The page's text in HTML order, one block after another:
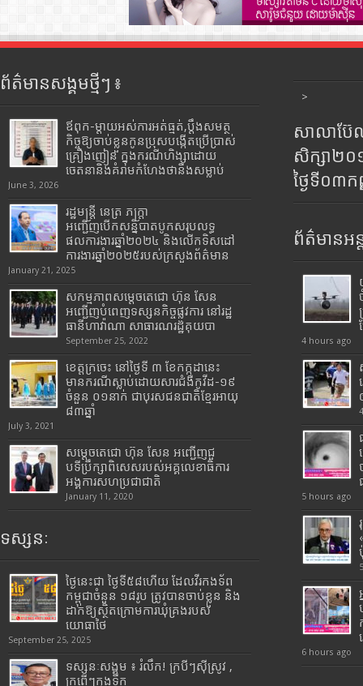
ព័ត៌មានសង្គមថ្មីៗ ៖
ឪពុក-ម្ដាយអស់ការអត់ធ្មត់,ប្ដឹងសមត្ថ
កិច្ចឱ្យចាប់ខ្លួនកូនប្រុសបង្កើតប្រើប្រាស់
គ្រឿងញៀន ក្នុងករណីហិង្សាដោយ
ចេតនានិងគំរាមកំហែងថានឹងសម្លាប់
June 3, 2026
រដ្ឋមន្រ្តី​ នេត្រ​ ភក្ត្រា​
អញ្ជើញបើកសន្និបាតបូកសរុបលទ្ធ
ផលការងារឆ្នាំ២០២៤ និងលើកទិសដៅ
ការងារឆ្នាំ២០២៥របស់​ក្រសួង​ព័ត៌មាន​
January 21, 2025
សកម្មភាពសម្តេចតេជោ ហ៊ុន សែន
អញ្ជើញបំពេញទស្សនកិច្ចផ្លូវការ នៅរដ្ឋ
ធានីហាវ៉ាណា សាធារណរដ្ឋគុយបា
September 25, 2022
ខេត្តក្រចេះ នៅថ្ងៃទី ៣ ខែកក្កដានេះ
មានករណីស្លាប់ដោយសារជំងឺកូវីដ-១៩
ចំនួន ០១នាក់ ជាបុរសជនជាតិខ្មែរអាយុ
៨៣ឆ្នាំ
July 3, 2021
សម្តេចតេជោ ហ៊ុន សែន អញ្ជើញជួ
បទីប្រឹក្សាពិសេសរបស់អគ្គលេខាធិការ
អង្គការសហប្រជាជាតិ
January 11, 2020
ទស្សនៈ
ថ្ងៃនេះជា ថ្ងៃទី៥៨ហើយ ដែលវីរកងទ័ព
កម្ពុជាចំនួន ១៨រូប ត្រូវបានចាប់ខ្លួន និង
ដាក់ឱ្យស្ថិតក្រោមការឃុំគ្រងរបស់
យោធាថៃ
September 25, 2025
ទស្សនៈសង្គម ៖ រំលឹក! ក្របីៗស៊ីស្រូវ ,
ក្រពើៗក្នុងទឹក
>
សាលាប៊ែ
សិក្សា២
ថ្ងៃទី០៣
ព័ត៌មានអន្
4 hours ago
5 hours ago
6 hours ago